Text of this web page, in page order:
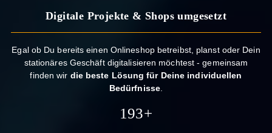
Digitale Projekte & Shops umgesetzt
Egal ob Du bereits einen Onlineshop betreibst, planst oder Dein
stationäres Geschäft digitalisieren möchtest - gemeinsam
finden wir die beste Lösung für Deine individuellen
Bedürfnisse
200+